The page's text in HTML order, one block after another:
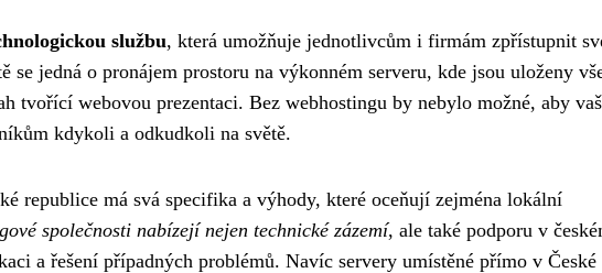
službu, která umožňuje jednotlivcům i firmám zpřístupnit
se jedná o pronájem prostoru na výkonném serveru, kde jsou uloženy
tvořící webovou prezentaci. Bez webhostingu by nebylo možné, aby
kdykoli a odkudkoli na světě.
republice má svá specifika a výhody, které oceňují zejména lokální
společnosti nabízejí nejen technické zázemí, ale také podporu v
a řešení případných problémů. Navíc servery umístěné přímo v České